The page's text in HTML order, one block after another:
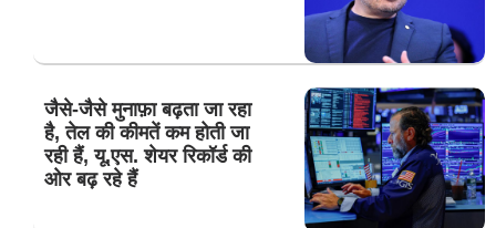
जैसे-जैसे मुनाफ़ा बढ़ता जा रहा
है, तेल की कीमतें कम होती जा
रही हैं, यू.एस. शेयर रिकॉर्ड की
ओर बढ़ रहे हैं